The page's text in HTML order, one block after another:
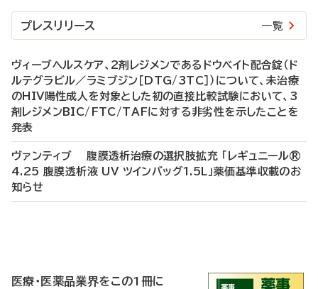
プレスリリース 一覧
ヴィーブヘルスケア、2剤レジメンであるドウベイト配合錠（ド
ルテグラビル／ラミブジン［DTG/3TC］）について、未治療
のHIV陽性成人を対象とした初の直接比較試験において、3
剤レジメンBIC/FTC/TAFに対する非劣性を示したことを
発表
ヴァンティブ 腹膜透析治療の選択肢拡充 「レギュニール®
4.25 腹膜透析液 UV ツインバッグ1.5L」薬価基準収載のお
知らせ
医療・医薬品業界をこの1冊に